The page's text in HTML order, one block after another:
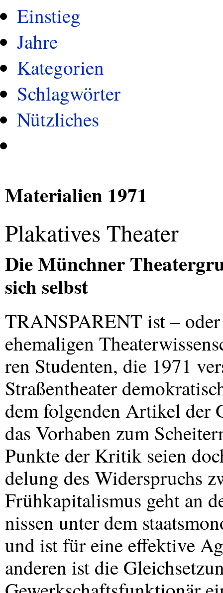
Einstieg
Jahre
Kategorien
Schlagwörter
Nützliches
Materialien 1971
Plakatives Theater
Die Münchner
sich selbst
TRANSPARENTist –
ehemaligen
ren Studenten, die 1971
Straßentheater
dem folgenden Artikel der
das Vorhaben zum
Punkte der Kritik seien
delung des Widerspruchs
Frühkapitalismus geht an
nissen unter dem
und ist für eine effektive
anderen ist die